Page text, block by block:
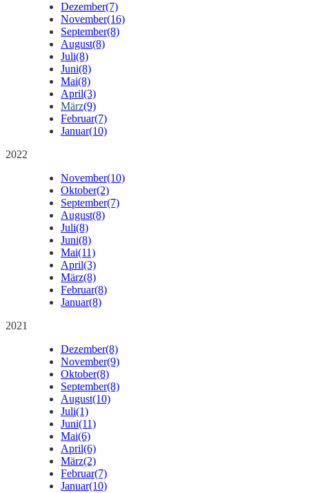
Dezember(7)
November(16)
September(8)
August(8)
Juli(8)
Juni(8)
Mai(8)
April(3)
März(9)
Februar(7)
Januar(10)
2022
November(10)
Oktober(2)
September(7)
August(8)
Juli(8)
Juni(8)
Mai(11)
April(3)
März(8)
Februar(8)
Januar(8)
2021
Dezember(8)
November(9)
Oktober(8)
September(8)
August(10)
Juli(1)
Juni(11)
Mai(6)
April(6)
März(2)
Februar(7)
Januar(10)